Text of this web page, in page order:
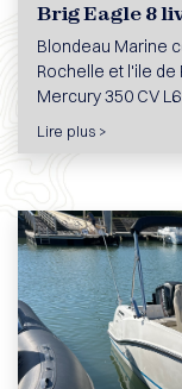
Brig Eagle 8
Blondeau Marine
Rochelle et l'ile de
Mercury 350 CV
Lire plus >